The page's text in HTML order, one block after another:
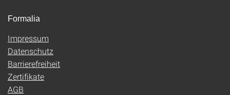
Formalia
Impressum
Datenschutz
Barrierefreiheit
Zertifikate
AGB